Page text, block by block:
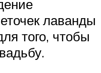
лаванды
того, чтобы